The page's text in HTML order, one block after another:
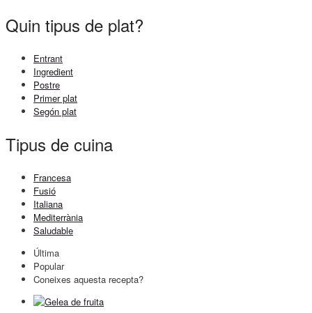
Quin tipus de plat?
Entrant
Ingredient
Postre
Primer plat
Segón plat
Tipus de cuina
Francesa
Fusió
Italiana
Mediterrània
Saludable
Última
Popular
Coneixes aquesta recepta?